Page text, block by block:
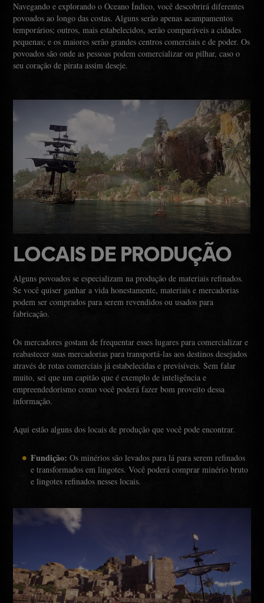
Navegando e explorando o Oceano Índico, você descobrirá diferentes
povoados ao longo das costas. Alguns serão apenas acampamentos
temporários; outros, mais estabelecidos, serão comparáveis a cidades
pequenas; e os maiores serão grandes centros comerciais e de poder. Os
povoados são onde as pessoas podem comercializar ou pilhar, caso o
seu coração de pirata assim deseje.
LOCAIS DE PRODUÇÃO
Alguns povoados se especializam na produção de materiais refinados.
Se você quiser ganhar a vida honestamente, materiais e mercadorias
podem ser comprados para serem revendidos ou usados para
fabricação.
Os mercadores gostam de frequentar esses lugares para comercializar e
reabastecer suas mercadorias para transportá-las aos destinos desejados
através de rotas comerciais já estabelecidas e previsíveis. Sem falar
muito, sei que um capitão que é exemplo de inteligência e
empreendedorismo como você poderá fazer bom proveito dessa
informação.
Aqui estão alguns dos locais de produção que você pode encontrar.
Fundição: Os minérios são levados para lá para serem refinados
e transformados em lingotes. Você poderá comprar minério bruto
e lingotes refinados nesses locais.